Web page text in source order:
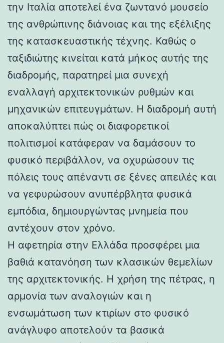
την Ιταλία αποτελεί ένα ζωντανό μουσείο
της ανθρώπινης διάνοιας και της εξέλιξης
της κατασκευαστικής τέχνης. Καθώς ο
ταξιδιώτης κινείται κατά μήκος αυτής της
διαδρομής, παρατηρεί μια συνεχή
εναλλαγή αρχιτεκτονικών ρυθμών και
μηχανικών επιτευγμάτων. Η διαδρομή αυτή
αποκαλύπτει πώς οι διαφορετικοί
πολιτισμοί κατάφεραν να δαμάσουν το
φυσικό περιβάλλον, να οχυρώσουν τις
πόλεις τους απέναντι σε ξένες απειλές και
να γεφυρώσουν ανυπέρβλητα φυσικά
εμπόδια, δημιουργώντας μνημεία που
αντέχουν στον χρόνο.
Η αφετηρία στην Ελλάδα προσφέρει μια
βαθιά κατανόηση των κλασικών θεμελίων
της αρχιτεκτονικής. Η χρήση της πέτρας, η
αρμονία των αναλογιών και η
ενσωμάτωση των κτιρίων στο φυσικό
ανάγλυφο αποτελούν τα βασικά